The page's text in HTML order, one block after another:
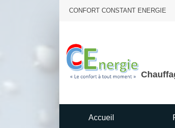
CONFORT CONSTANT ENERGIE
Accueil